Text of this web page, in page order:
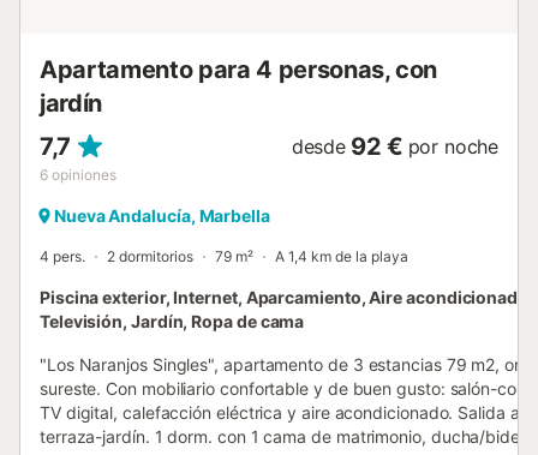
Apartamento para 4 personas, con
jardín
7,7
6 opiniones
desde 92 € por noche
Nueva Andalucía, Marbella
4 pers. 2 dormitorios 79 m² A 1,4 km de la playa
Piscina exterior, Internet, Aparcamiento, Aire acondicionado,
Televisión, Jardín, Ropa de cama
"Los Naranjos Singles", apartamento de 3 estancias 79 m2,
sureste. Con mobiliario confortable y de buen gusto: salón-
TV digital, calefacción eléctrica y aire acondicionado. Salida a la
terraza-jardín. 1 dorm. con 1 cama de matrimonio, ducha/bidet/